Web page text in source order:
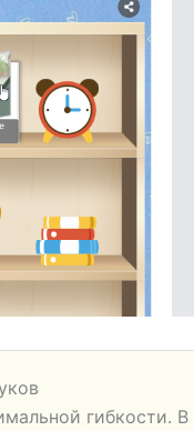
гибкости. В